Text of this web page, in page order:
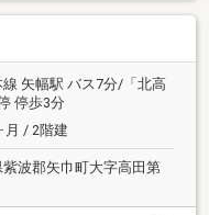
矢幅駅 バス7分/「北高
停歩3分
月 / 2階建
波郡矢巾町大字高田第